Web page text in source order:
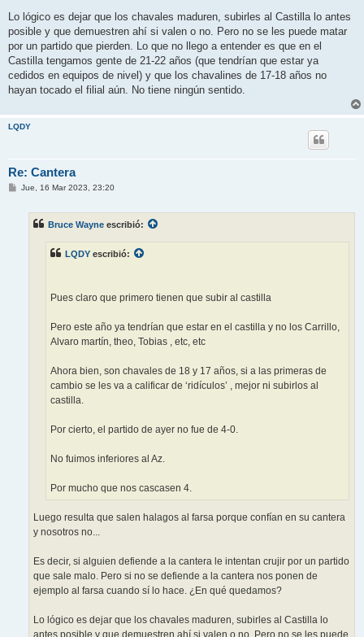
Lo lógico es dejar que los chavales maduren, subirles al Castilla lo antes
posible y que demuestren ahí si valen o no. Pero no se les puede matar
por un partido que pierden. Lo que no llego a entender es que en el
Castilla tengamos gente de 21-22 años (que tendrían que estar ya
cedidos en equipos de nivel) y que los chavalines de 17-18 años no
hayan tocado el filial aún. No tiene ningún sentido.
LQDY
Re: Cantera
MJue, 16 Mar 2023, 23:20
Bruce Wayne escribió:
LQDY escribió:
Pues claro que primero tienen que subir al castilla
Pero este año ya tendrían que estar en el castilla y no los Carrillo,
Alvaro martín, theo, Tobias , etc, etc
Ahora bien, son chavales de 18 y 17 años, si a las primeras de
cambio se les va a calificar de ‘ridículos’ , mejor ni subirlos al
castilla.
Por cierto, el partido de ayer no fue de 4-0.
No fuimos inferiores al Az.
Por mucho que nos cascasen 4.
Luego resulta que salen halagos al farsa porque confían en su cantera
y nosotros no...
Es decir, si alguien defiende a la cantera le intentan crujir por un partido
que sale malo. Pero si no se defiende a la cantera nos ponen de
ejemplo al farsa cuando sí lo hace. ¿En qué quedamos?
Lo lógico es dejar que los chavales maduren, subirles al Castilla lo